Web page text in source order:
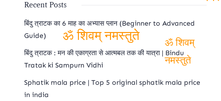
Recent Posts
बिंदु त्राटक का 6 माह का अभ्यास प्लान (Beginner to Advanced
Guide)
बिंदु त्राटक : मन की एकाग्रता से आत्मबल तक की यात्रा | Bindu
Tratak ki Sampurn Vidhi
Sphatik mala price | Top 5 original sphatik mala price
in india
ॐ शिवम् नमस्तुते
ॐ शिवम्